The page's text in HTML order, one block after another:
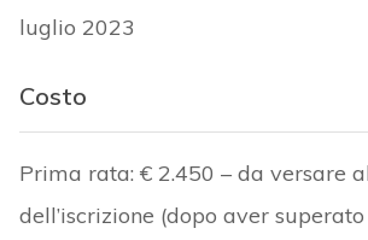
luglio 2023
Costo
Prima rata: € 2.450 – da versare
dell’iscrizione (dopo aver